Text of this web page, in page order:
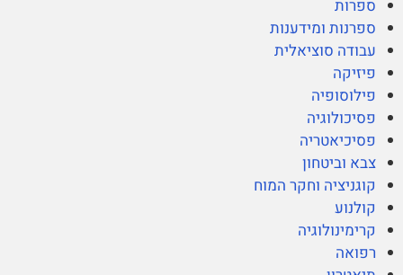
ספרות
ספרנות ומידענות
עבודה סוציאלית
פיזיקה
פילוסופיה
פסיכולוגיה
פסיכיאטריה
צבא וביטחון
קוגניציה וחקר המוח
קולנוע
קרימינולוגיה
רפואה